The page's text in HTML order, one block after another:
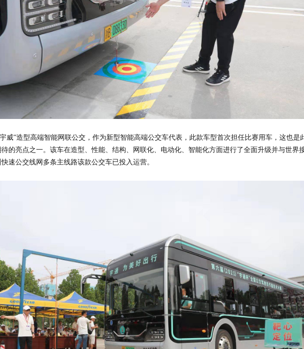
威”造型高端智能网联公交，作为新型智能高端公交车代表，此款车型首次担任比赛用车，这也是
的亮点之一。该车在造型、性能、结构、网联化、电动化、智能化方面进行了全面升级并与世界
速公交线网多条主线路该款公交车已投入运营。